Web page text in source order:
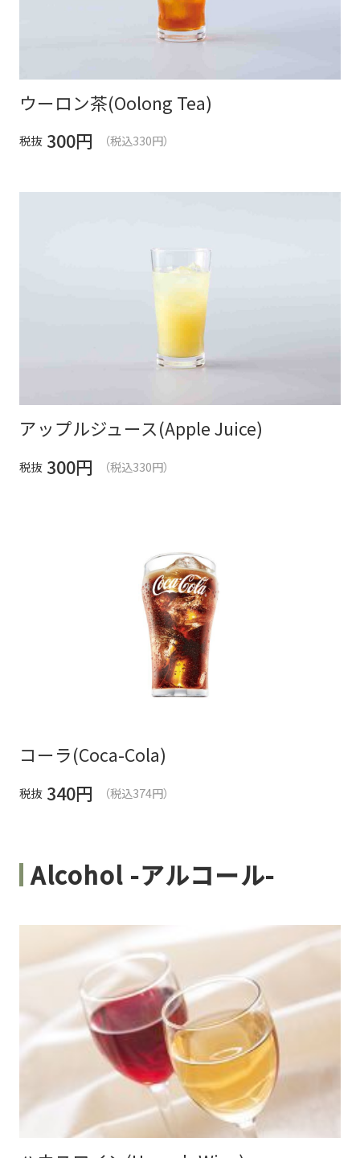
ウーロン茶(Oolong Tea)
税抜 300円 （税込330円）
アップルジュース(Apple Juice)
税抜 300円 （税込330円）
コーラ(Coca-Cola)
税抜 340円 （税込374円）
Alcohol -アルコール-